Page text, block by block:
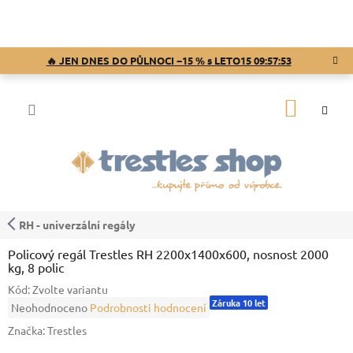
🔥 JEN DNES DO PŮLNOCI −15 % s LETO1509:57:53
RH - univerzální regály
Policový regál Trestles RH 2200x1400x600, nosnost 2000
kg, 8 polic
Kód:Zvolte variantu
Průměrné
produktu
Neohodnoceno Podrobnosti hodnocení Záruka 10 let
Značka:Trestles